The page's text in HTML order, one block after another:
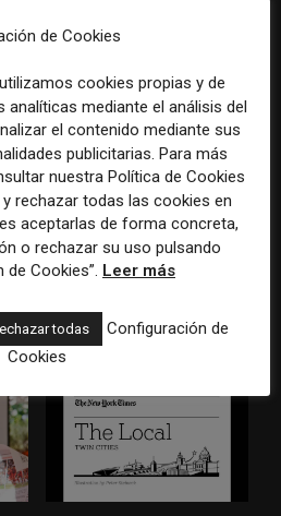
de ingresos y los cambios de
la
La bolsa ha borrado hasta el
98% del valor de algunos
tradicionales
de Cookies
cookies propias y de
analíticas mediante el análisis del
el contenido mediante sus
publicitarias. Para más
nuestra Política de Cookies
y rechazar todas las cookies en
aceptarlas de forma concreta,
o rechazar su uso pulsando
de Cookies”. Leer más
todas
Configuración de
Cookies